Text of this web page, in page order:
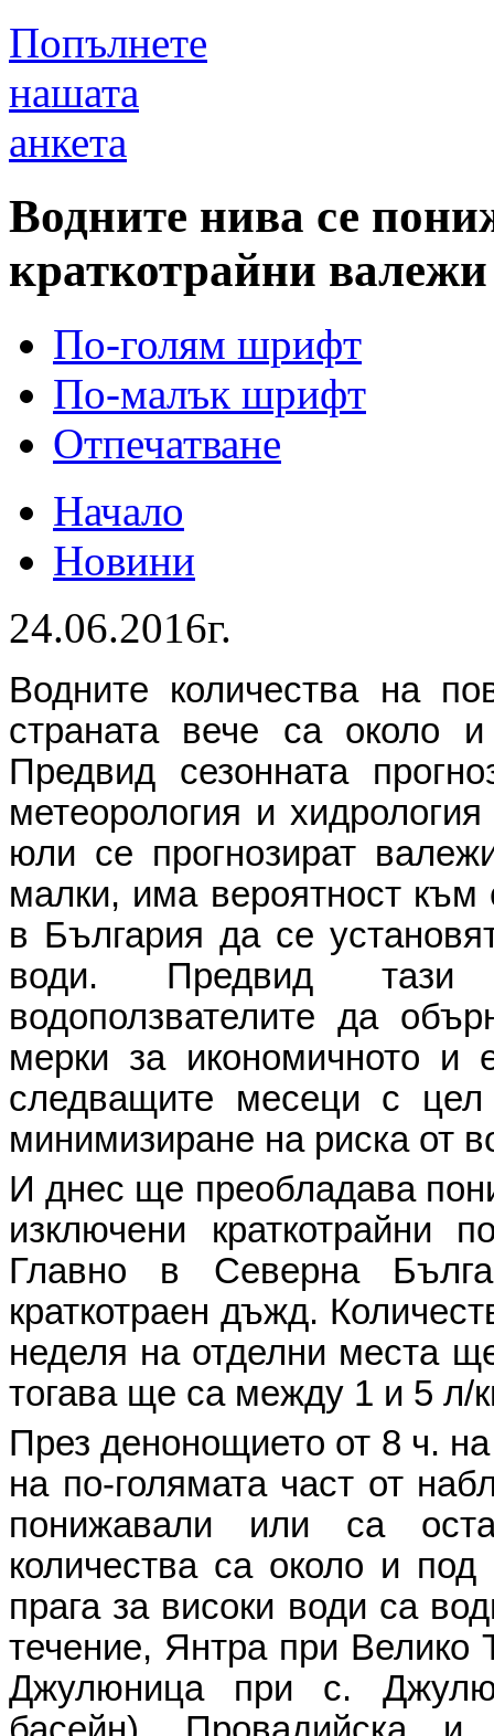
Попълнете
нашата
анкета
Водните нива се
краткотрайни валежи
По-голям шрифт
По-малък шрифт
Отпечатване
Начало
Новини
24.06.2016г.
Водните количества на
страната вече са около
Предвид сезонната
метеорология и
юли се прогнозират
малки, има вероятност
в България да се
води. Предвид тази
водоползвателите да
мерки за икономичното и
следващите месеци с цел
минимизиране на риска от
И днес ще преобладава
изключени краткотрайни
Главно в Северна
краткотраен дъжд.
неделя на отделни места
тогава ще са между 1 и 5 л/
През денонощието от 8 ч.
на по-голямата част от
понижавали или са
количества са около и
прага за високи води са
течение, Янтра при Велико
Джулюница при с.